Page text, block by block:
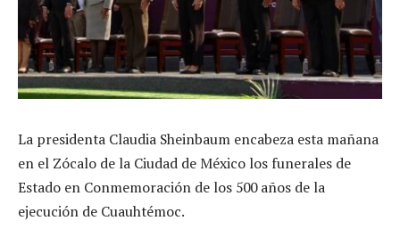
La presidenta Claudia Sheinbaum encabeza esta mañana
en el Zócalo de la Ciudad de México los funerales de
Estado en Conmemoración de los 500 años de la
ejecución de Cuauhtémoc.